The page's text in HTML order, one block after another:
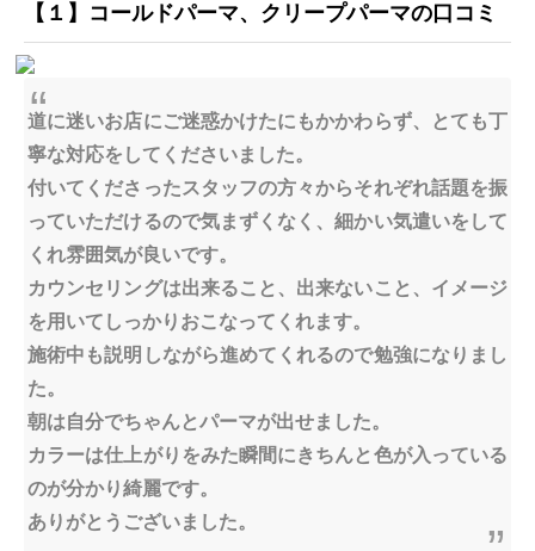
【１】コールドパーマ、クリープパーマの口コミ
道に迷いお店にご迷惑かけたにもかかわらず、とても丁
寧な対応をしてくださいました。
付いてくださったスタッフの方々からそれぞれ話題を振
っていただけるので気まずくなく、細かい気遣いをして
くれ雰囲気が良いです。
カウンセリングは出来ること、出来ないこと、イメージ
を用いてしっかりおこなってくれます。
施術中も説明しながら進めてくれるので勉強になりまし
た。
朝は自分でちゃんとパーマが出せました。
カラーは仕上がりをみた瞬間にきちんと色が入っている
のが分かり綺麗です。
ありがとうございました。